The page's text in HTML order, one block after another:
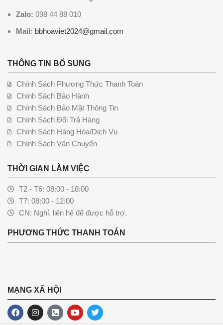
Zalo: 098 44 88 010
Mail: bbhoaviet2024@gmail.com
THÔNG TIN BỔ SUNG
Chính Sách Phương Thức Thanh Toán
Chính Sách Bảo Hành
Chính Sách Bảo Mật Thông Tin
Chính Sách Đổi Trả Hàng
Chính Sách Hàng Hóa/Dịch Vụ
Chính Sách Vận Chuyển
THỜI GIAN LÀM VIỆC
T2 - T6: 08:00 - 18:00
T7: 08:00 - 12:00
CN: Nghỉ, liên hệ để được hỗ trợ.
PHƯƠNG THỨC THANH TOÁN
MẠNG XÃ HỘI